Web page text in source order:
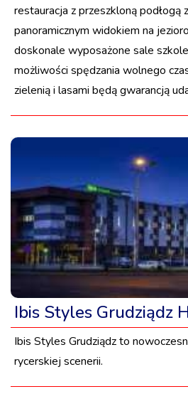
restauracja z przeszkloną podłogą
panoramicznym widokiem na
doskonale wyposażone sale
możliwości spędzania wolnego
zielenią i lasami będą gwarancją
Ibis Styles Grudziądz
Ibis Styles Grudziądz to
rycerskiej scenerii.